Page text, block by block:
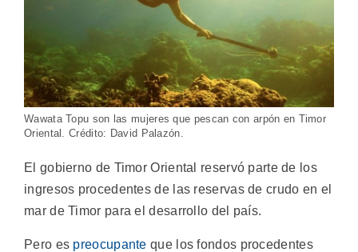
Wawata Topu son las mujeres que pescan con arpón en Timor
Oriental. Crédito: David Palazón.
El gobierno de Timor Oriental reservó parte de los
ingresos procedentes de las reservas de crudo en el
mar de Timor para el desarrollo del país.
Pero es preocupante que los fondos procedentes